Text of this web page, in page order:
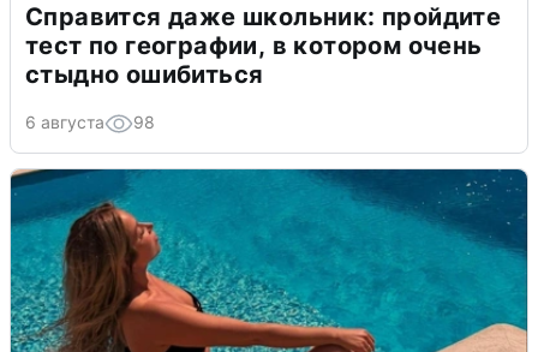
Справится даже школьник: пройдите
тест по географии, в котором очень
стыдно ошибиться
6 августа 98